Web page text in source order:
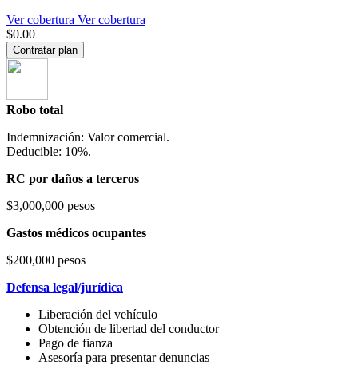
Ver cobertura Ver cobertura
$0.00
Contratar plan
Robo total
Indemnización: Valor comercial.
Deducible: 10%.
RC por daños a terceros
$3,000,000 pesos
Gastos médicos ocupantes
$200,000 pesos
Defensa legal/jurídica
Liberación del vehículo
Obtención de libertad del conductor
Pago de fianza
Asesoría para presentar denuncias